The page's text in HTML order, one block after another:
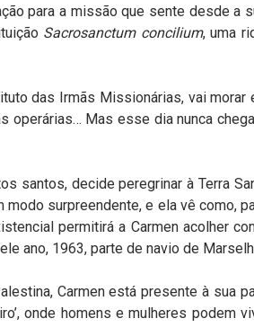
para a missão que sente desde a
Sacrosanctum concilium, uma
das Irmãs Missionárias, vai
operárias… Mas esse dia nunca
santos, decide peregrinar à Terra
surpreendente, e ela vê como,
permitirá a Carmen acolher
ano, 1963, parte de navio de
Carmen está presente à sua
onde homens e mulheres